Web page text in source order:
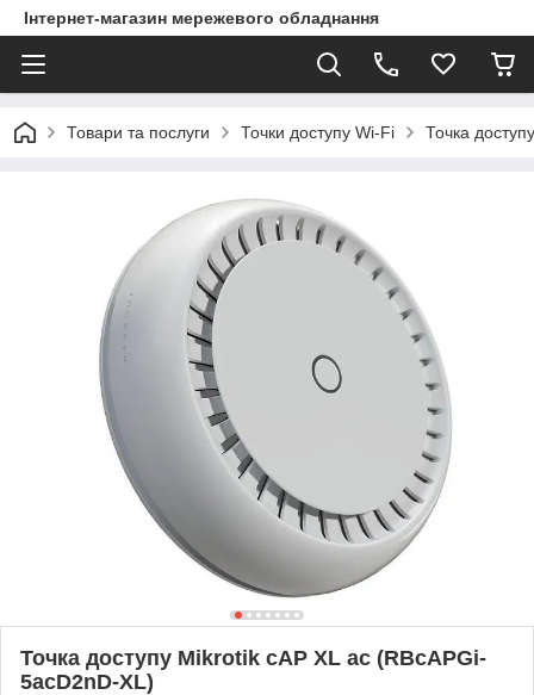
Інтернет-магазин мережевого обладнання
Товари та послуги Точки доступу Wi-Fi Точка
Точка доступу Mikrotik cAP XL ac (RBcAPGi-
5acD2nD-XL)